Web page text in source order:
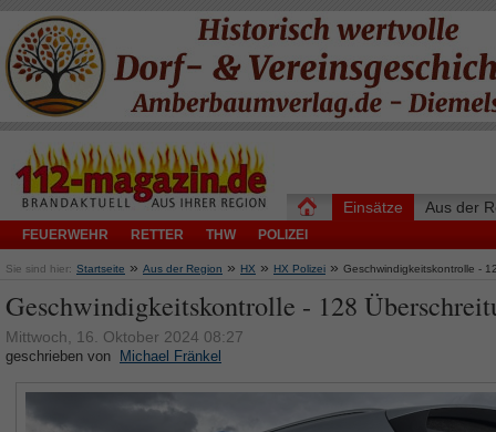
Einsätze
FEUERWEHR RETTER THW POLIZEI
Aus der
Sie sind hier: Startseite » Aus der Region » HX » HX Polizei » Geschwindigkeitskontrolle -
Geschwindigkeitskontrolle - 128
Mittwoch, 16. Oktober 2024 08:27
geschrieben von Michael Fränkel